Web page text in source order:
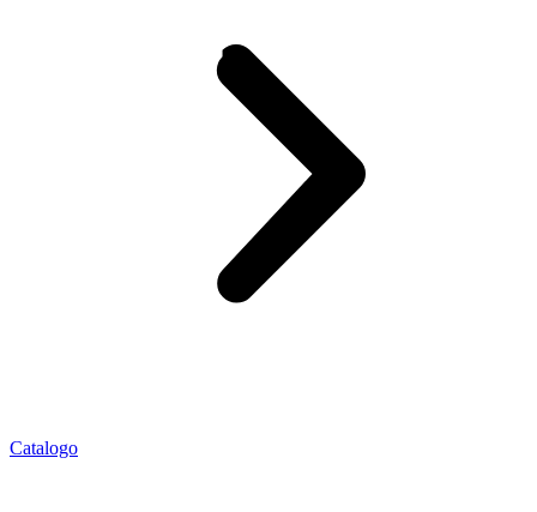
Catalogo